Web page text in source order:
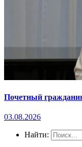
Почетный
03.08.2026
Найти: